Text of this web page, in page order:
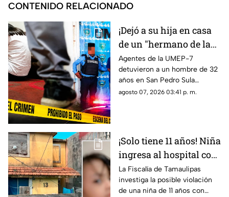
CONTENIDO RELACIONADO
¡Dejó a su hija en casa
de un "hermano de la
iglesia" para jugar con
otros niños y la niña
terminó 4bus4d4
Agentes de la UMEP-7
detuvieron a un hombre de 32
años en San Pedro Sula
acusado de agredir
agosto 07, 2026 03:41 p. m.
¡Solo tiene 11 años! Niña
ingresa al hospital con
más de 5 meses de
embarazo: autoridades
La Fiscalía de Tamaulipas
investiga la posible violación
de una niña de 11 años con